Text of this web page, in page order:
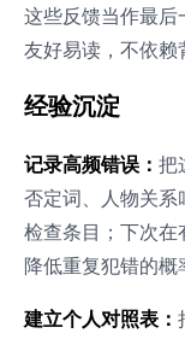
这些反馈当作最
友好易读，不依赖
经验沉淀
记录高频错误： 把
否定词、人物关系
检查条目；下次在
降低重复犯错的概
建立个人对照表：